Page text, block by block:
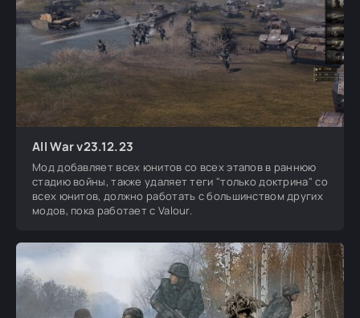
All War v23.12.23
Мод добавляет всех юнитов со всех этапов в раннюю
стадию войны, также удаляет теги "только доктрина" со
всех юнитов, должно работать с большинством других
модов, пока работает с Valour.